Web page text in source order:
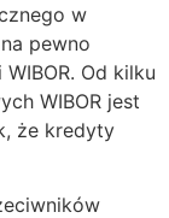
w
pewno
Od kilku
WIBOR jest
że kredyty